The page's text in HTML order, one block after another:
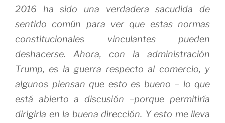
2016 ha sido una verdadera sacudida de
sentido común para ver que estas normas
constitucionales vinculantes pueden
deshacerse. Ahora, con la administración
Trump, es la guerra respecto al comercio, y
algunos piensan que esto es bueno – lo que
está abierto a discusión –porque permitiría
dirigirla en la buena dirección. Y esto me lleva